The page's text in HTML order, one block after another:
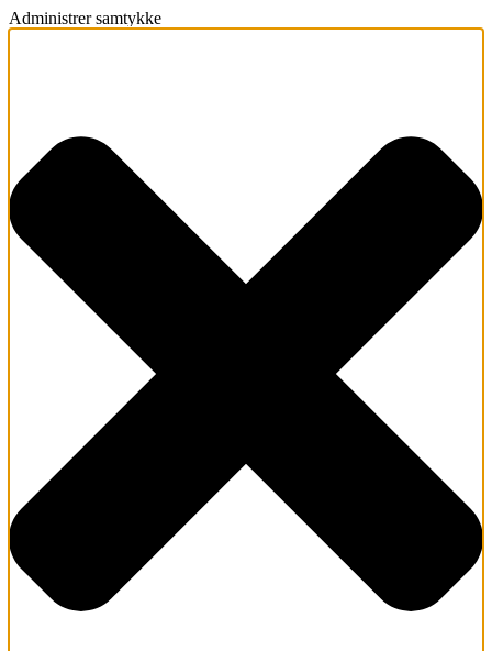
Administrer samtykke